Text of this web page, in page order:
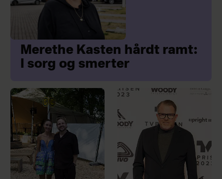
Merethe Kasten hårdt ramt:
I sorg og smerter